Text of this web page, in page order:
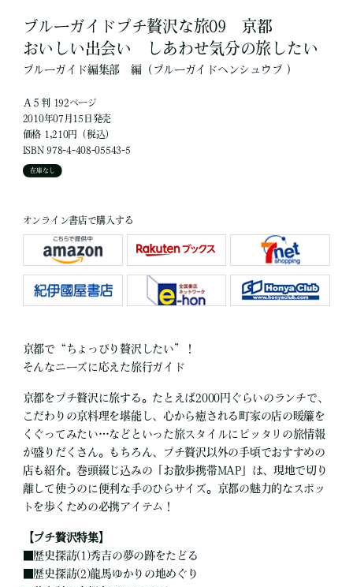
ブルーガイドプチ贅沢な旅09 京都
おいしい出会い しあわせ気分の旅したい
ブルーガイド編集部 編（ブルーガイドヘンシュウブ ）
Ａ５判 192ページ
2010年07月15日発売
価格 1,210円（税込）
ISBN 978-4-408-05543-5
在庫なし
オンライン書店で購入する
京都で“ちょっぴり贅沢したい”！
そんなニーズに応えた旅行ガイド
京都をプチ贅沢に旅する。たとえば2000円ぐらいのランチで、
こだわりの京料理を堪能し、心から癒される町家の店の暖簾を
くぐってみたい…などといった旅スタイルにピッタリの旅情報
が盛りだくさん。もちろん、プチ贅沢以外の手頃でおすすめの
店も紹介。巻頭綴じ込みの「お散歩携帯MAP」は、現地で切り
離して使うのに便利な手のひらサイズ。京都の魅力的なスポッ
トを歩くための必携アイテム！
【プチ贅沢特集】
歴史探訪(1)秀吉の夢の跡をたどる
歴史探訪(2)龍馬ゆかりの地めぐり